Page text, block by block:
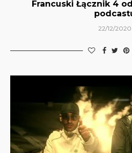
Francuski Łącznik 4
22/12/2020